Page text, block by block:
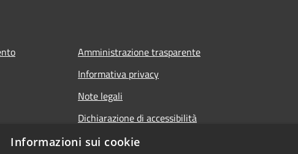
Amministrazione trasparente
Informativa privacy
Note legali
Dichiarazione di accessibilità
Informazioni sui cookie